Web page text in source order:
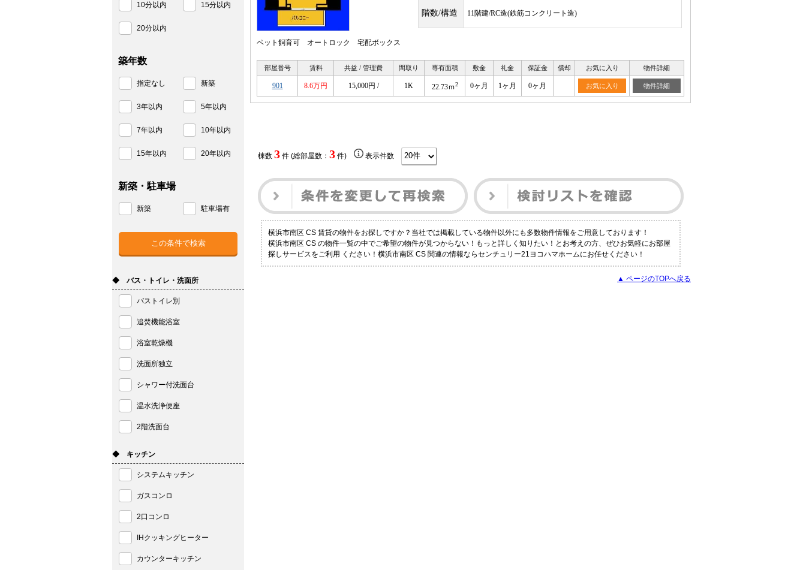
階数/構造 11階建/RC造(鉄筋コンクリート造)
ペット飼育可 オートロック 宅配ボックス
部屋番号 賃料 共益 / 管理費 間取り 専有面積 敷金 礼金 保証金 償却 お気に入り 物件詳細
901 8.6万円 15,000円 / 1K 22.73ｍ2 0ヶ月 1ヶ月 0ヶ月 お気に入り 物件詳細
棟数 3件 (総部屋数： 3件) 表示件数
横浜市南区 CS 賃貸の物件をお探しですか？当社では掲載している物件以外にも多数物件情報をご用意しております！
横浜市南区 CS の物件一覧の中でご希望の物件が見つからない！もっと詳しく知りたい！とお考えの方、ぜひお気軽にお部屋
探しサービスをご利用 ください！横浜市南区 CS 関連の情報ならセンチュリー21ヨコハマホームにお任せください！
▲ ページのTOPへ戻る
10分以内 15分以内
20分以内
築年数
指定なし 新築
3年以内 5年以内
7年以内 10年以内
15年以内 20年以内
新築・駐車場
新築 駐車場有
◆ バス・トイレ・洗面所
バストイレ別
追焚機能浴室
浴室乾燥機
洗面所独立
シャワー付洗面台
温水洗浄便座
2階洗面台
◆ キッチン
システムキッチン
ガスコンロ
2口コンロ
IHクッキングヒーター
カウンターキッチン